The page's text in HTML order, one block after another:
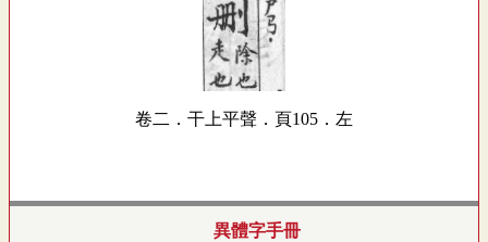
卷二．干上平聲．頁105．左
異體字手冊